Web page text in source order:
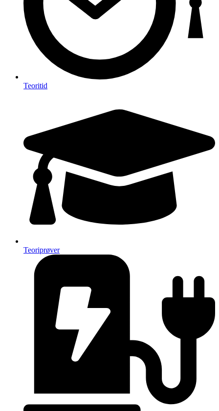
Teoritid
Teoriprøver